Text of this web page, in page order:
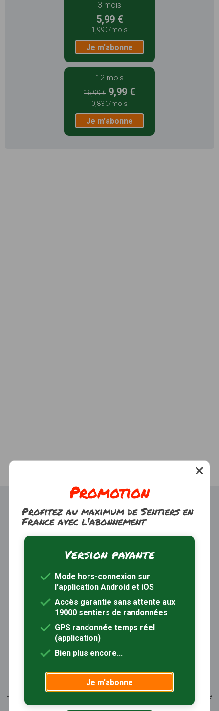
3 mois
5,99 €
1,99€/mois
Je m'abonne
12 mois
16,99 € 9,99 €
0,83€/mois
Je m'abonne
Trouver une randonnée À propos
Inscription / Connexion
Abonnement Rando+ Calendrier randos
Sentiers-en-France, grâce aux nombreux circuits de
- les spécificités des terroirs (sites et milieux naturels,
patrimoine …)
- les producteurs locaux et les artisans, garants du savoir-faire
et du patrimoine
Promotion
Profitez au maximum de Sentiers en
France avec l'abonnement
Version payante
Mode hors-connexion sur
l'application Android et iOS
Accès garantie sans attente aux
19000 sentiers de randonnées
GPS randonnée temps réel
(application)
Bien plus encore...
Je m'abonne